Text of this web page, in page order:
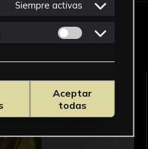
WORKS
Siempre activas
Permitir cookies
Aceptar
todas